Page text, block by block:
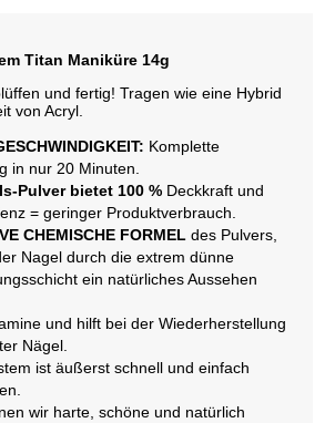
Titan Maniküre 14g
und fertig! Tragen wie eine Hybrid
von Acryl.
Komplette
in nur 20 Minuten.
Pulver bietet 100 % Deckkraft und
= geringer Produktverbrauch.
CHEMISCHE FORMEL des Pulvers,
Nagel durch die extrem dünne
ein natürliches Aussehen
und hilft bei der Wiederherstellung
Nägel.
ist äußerst schnell und einfach
wir harte, schöne und natürlich